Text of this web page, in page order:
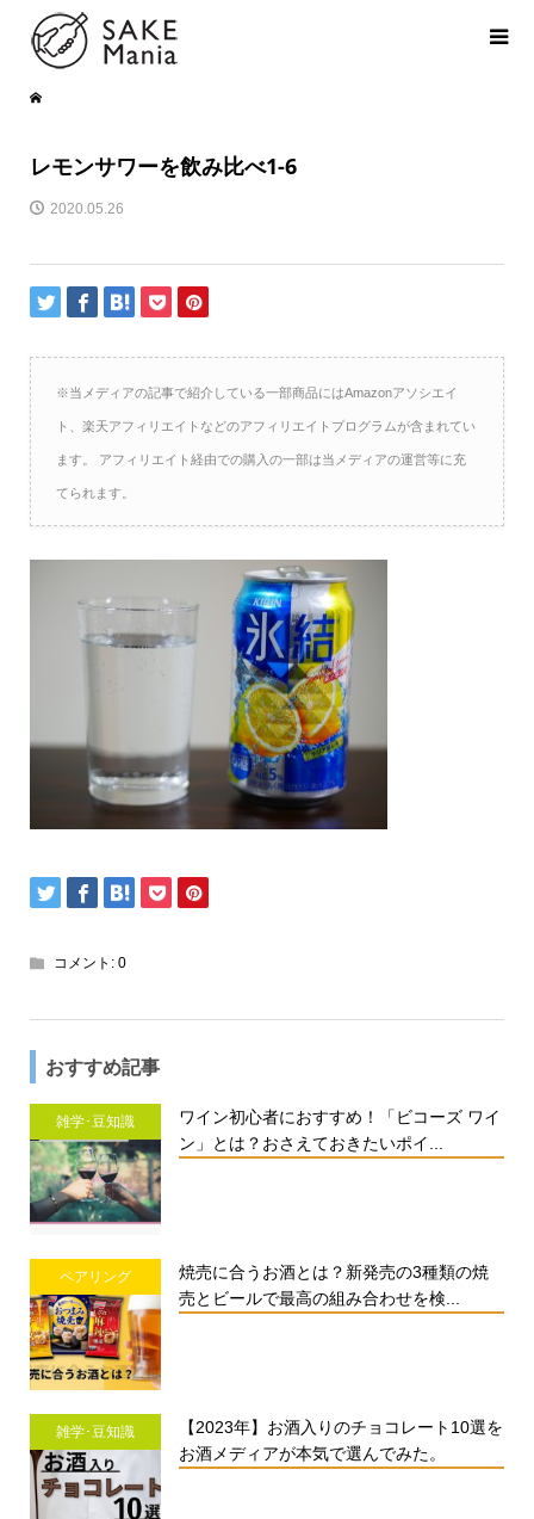
レモンサワーを飲み比べ1-6
2020.05.26
※当メディアの記事で紹介している一部商品にはAmazonアソシエイ
ト、楽天アフィリエイトなどのアフィリエイトプログラムが含まれてい
ます。 アフィリエイト経由での購入の一部は当メディアの運営等に充
てられます。
コメント: 0
おすすめ記事
雑学･豆知識
ワイン初心者におすすめ！「ビコーズ ワイ
ン」とは？おさえておきたいポイ...
ペアリング
焼売に合うお酒とは？新発売の3種類の焼
売とビールで最高の組み合わせを検...
雑学･豆知識
【2023年】お酒入りのチョコレート10選を
お酒メディアが本気で選んでみた。